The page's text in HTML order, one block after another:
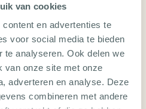
van cookies
en advertenties te
voor social media te bieden
te analyseren. Ook delen we
van onze site met onze
adverteren en analyse. Deze
combineren met andere
TAO
IN THAILAND
IN THAILAND